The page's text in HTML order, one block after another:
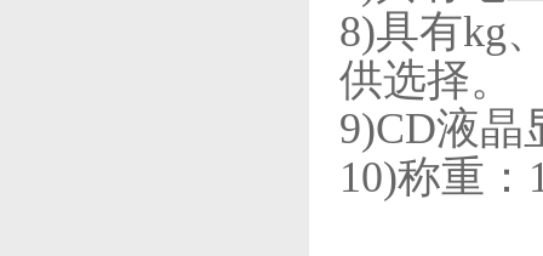
8)具有kg
供选择。
9)CD液晶
10)称重：